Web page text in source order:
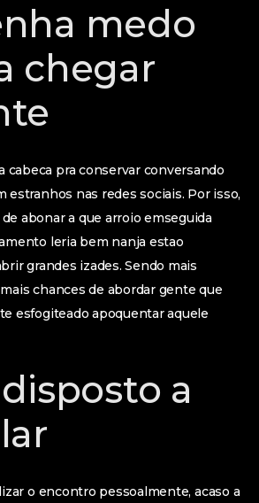
medo
chegar
cabeca pra conservar conversando
estranhos nas redes sociais. Por isso,
abonar a que arroio emseguida
leria bem nanja estao
grandes izades. Sendo mais
chances de abordar gente que
esfogiteado apoquentar aquele
a
o encontro pessoalmente, acaso a